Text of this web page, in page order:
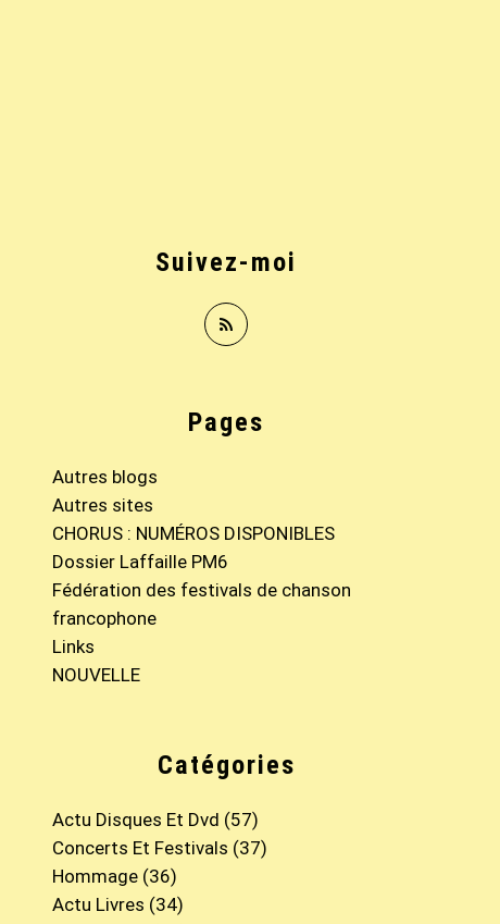
Catégories
Actu Disques Et Dvd (57)
Concerts Et Festivals (37)
Hommage (36)
Actu Livres (34)
Pages
Autres blogs
Autres sites
CHORUS : NUMÉROS DISPONIBLES
Dossier Laffaille PM6
Fédération des festivals de chanson
francophone
Links
NOUVELLE
Suivez-moi